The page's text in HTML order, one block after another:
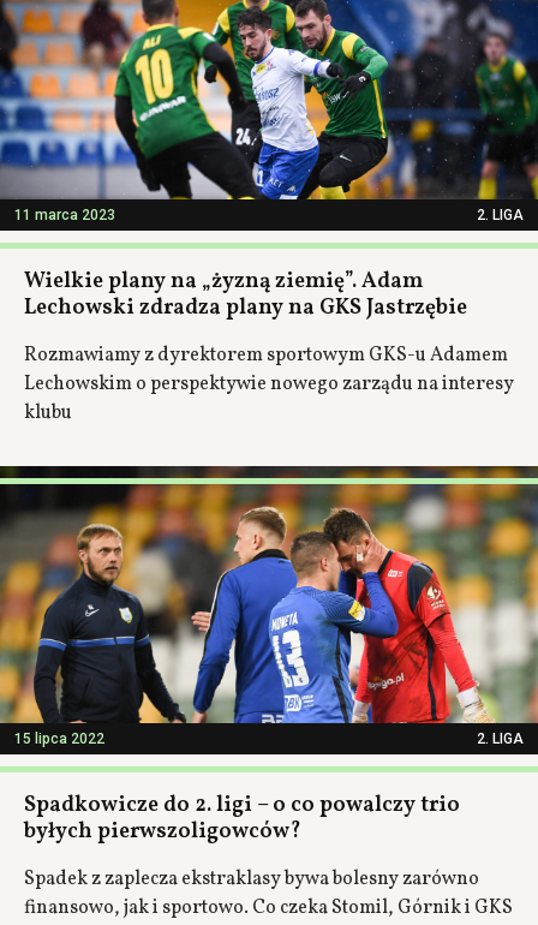
11 marca 2023 2. LIGA
Wielkie plany na „żyzną ziemię”. Adam
Lechowski zdradza plany na GKS Jastrzębie
Rozmawiamy z dyrektorem sportowym GKS-u Adamem
Lechowskim o perspektywie nowego zarządu na interesy
klubu
15 lipca 2022 2. LIGA
Spadkowicze do 2. ligi – o co powalczy trio
byłych pierwszoligowców?
Spadek z zaplecza ekstraklasy bywa bolesny zarówno
finansowo, jak i sportowo. Co czeka Stomil, Górnik i GKS